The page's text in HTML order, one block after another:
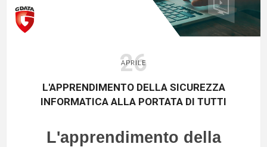
26
APRILE
L'APPRENDIMENTO DELLA SICUREZZA
INFORMATICA ALLA PORTATA DI TUTTI
L'apprendimento della